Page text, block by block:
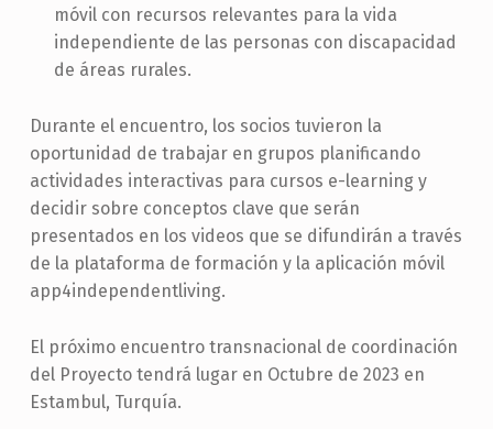
móvil con recursos relevantes para la vida
independiente de las personas con discapacidad
de áreas rurales.
Durante el encuentro, los socios tuvieron la
oportunidad de trabajar en grupos planificando
actividades interactivas para cursos e-learning y
decidir sobre conceptos clave que serán
presentados en los videos que se difundirán a través
de la plataforma de formación y la aplicación móvil
app4independentliving.
El próximo encuentro transnacional de coordinación
del Proyecto tendrá lugar en Octubre de 2023 en
Estambul, Turquía.